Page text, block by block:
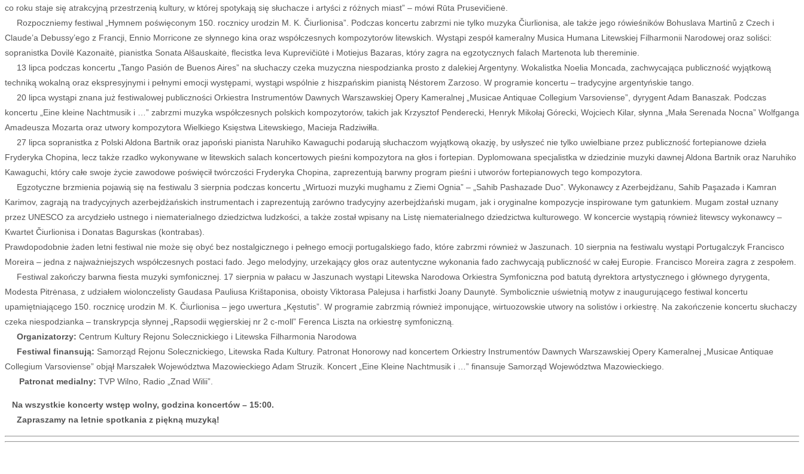
co roku staje się atrakcyjną przestrzenią kultury, w której spotykają się słuchacze i artyści z różnych miast” – mówi Rūta Prusevičienė.
Rozpoczniemy festiwal „Hymnem poświęconym 150. rocznicy urodzin M. K. Čiurlionisa”. Podczas koncertu zabrzmi nie tylko muzyka Čiurlionisa, ale także jego rówieśników Bohuslava Martinů z Czech i
Claude’a Debussy’ego z Francji, Ennio Morricone ze słynnego kina oraz współczesnych kompozytorów litewskich. Wystąpi zespół kameralny Musica Humana Litewskiej Filharmonii Narodowej oraz soliści:
sopranistka Dovilė Kazonaitė, pianistka Sonata Alšauskaitė, flecistka Ieva Kuprevičiūtė i Motiejus Bazaras, który zagra na egzotycznych falach Martenota lub thereminie.
13 lipca podczas koncertu „Tango Pasión de Buenos Aires” na słuchaczy czeka muzyczna niespodzianka prosto z dalekiej Argentyny. Wokalistka Noelia Moncada, zachwycająca publiczność wyjątkową
techniką wokalną oraz ekspresyjnymi i pełnymi emocji występami, wystąpi wspólnie z hiszpańskim pianistą Néstorem Zarzoso. W programie koncertu – tradycyjne argentyńskie tango.
20 lipca wystąpi znana już festiwalowej publiczności Orkiestra Instrumentów Dawnych Warszawskiej Opery Kameralnej „Musicae Antiquae Collegium Varsoviense”, dyrygent Adam Banaszak. Podczas
koncertu „Eine kleine Nachtmusik i …” zabrzmi muzyka współczesnych polskich kompozytorów, takich jak Krzysztof Penderecki, Henryk Mikołaj Górecki, Wojciech Kilar, słynna „Mała Serenada Nocna” Wolfganga
Amadeusza Mozarta oraz utwory kompozytora Wielkiego Księstwa Litewskiego, Macieja Radziwiłła.
27 lipca sopranistka z Polski Aldona Bartnik oraz japoński pianista Naruhiko Kawaguchi podarują słuchaczom wyjątkową okazję, by usłyszeć nie tylko uwielbiane przez publiczność fortepianowe dzieła
Fryderyka Chopina, lecz także rzadko wykonywane w litewskich salach koncertowych pieśni kompozytora na głos i fortepian. Dyplomowana specjalistka w dziedzinie muzyki dawnej Aldona Bartnik oraz Naruhiko
Kawaguchi, który całe swoje życie zawodowe poświęcił twórczości Fryderyka Chopina, zaprezentują barwny program pieśni i utworów fortepianowych tego kompozytora.
Egzotyczne brzmienia pojawią się na festiwalu 3 sierpnia podczas koncertu „Wirtuozi muzyki mughamu z Ziemi Ognia” – „Sahib Pashazade Duo”. Wykonawcy z Azerbejdżanu, Sahib Paşazadə i Kamran
Karimov, zagrają na tradycyjnych azerbejdżańskich instrumentach i zaprezentują zarówno tradycyjny azerbejdżański mugam, jak i oryginalne kompozycje inspirowane tym gatunkiem. Mugam został uznany
przez UNESCO za arcydzieło ustnego i niematerialnego dziedzictwa ludzkości, a także został wpisany na Listę niematerialnego dziedzictwa kulturowego. W koncercie wystąpią również litewscy wykonawcy –
Kwartet Čiurlionisa i Donatas Bagurskas (kontrabas).
Prawdopodobnie żaden letni festiwal nie może się obyć bez nostalgicznego i pełnego emocji portugalskiego fado, które zabrzmi również w Jaszunach. 10 sierpnia na festiwalu wystąpi Portugalczyk Francisco
Moreira – jedna z najważniejszych współczesnych postaci fado. Jego melodyjny, urzekający głos oraz autentyczne wykonania fado zachwycają publiczność w całej Europie. Francisco Moreira zagra z zespołem.
Festiwal zakończy barwna fiesta muzyki symfonicznej. 17 sierpnia w pałacu w Jaszunach wystąpi Litewska Narodowa Orkiestra Symfoniczna pod batutą dyrektora artystycznego i głównego dyrygenta,
Modesta Pitrėnasa, z udziałem wiolonczelisty Gaudasa Pauliusa Krištaponisa, oboisty Viktorasa Palejusa i harfistki Joany Daunytė. Symbolicznie uświetnią motyw z inaugurującego festiwal koncertu
upamiętniającego 150. rocznicę urodzin M. K. Čiurlionisa – jego uwertura „Kęstutis”. W programie zabrzmią również imponujące, wirtuozowskie utwory na solistów i orkiestrę. Na zakończenie koncertu słuchaczy
czeka niespodzianka – transkrypcja słynnej „Rapsodii węgierskiej nr 2 c-moll” Ferenca Liszta na orkiestrę symfoniczną.
Organizatorzy: Centrum Kultury Rejonu Solecznickiego i Litewska Filharmonia Narodowa
Festiwal finansują: Samorząd Rejonu Solecznickiego, Litewska Rada Kultury. Patronat Honorowy nad koncertem Orkiestry Instrumentów Dawnych Warszawskiej Opery Kameralnej „Musicae Antiquae
Collegium Varsoviense” objął Marszałek Województwa Mazowieckiego Adam Struzik. Koncert „Eine Kleine Nachtmusik i …” finansuje Samorząd Województwa Mazowieckiego.
Patronat medialny: TVP Wilno, Radio „Znad Wilii”.
Na wszystkie koncerty wstęp wolny, godzina koncertów – 15:00.
Zapraszamy na letnie spotkania z piękną muzyką!